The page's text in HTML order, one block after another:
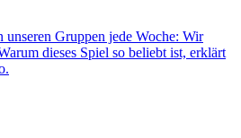
unseren Gruppen jede Woche: Wir
dieses Spiel so beliebt ist, erklärt